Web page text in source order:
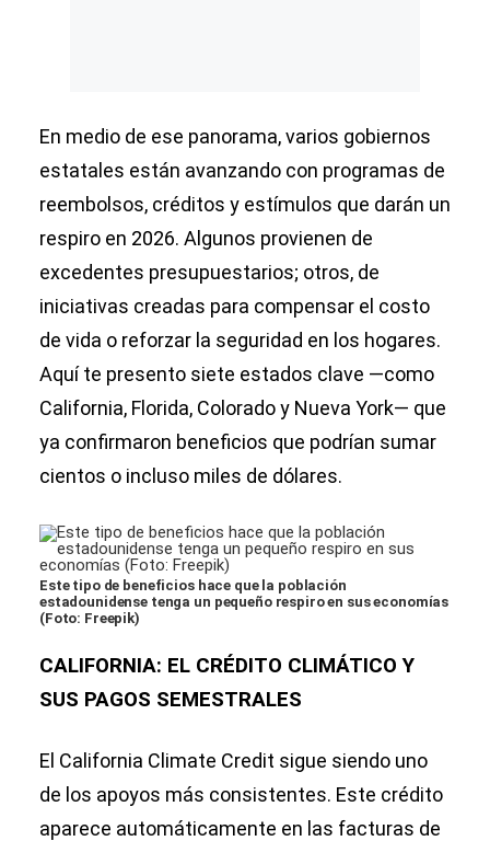
En medio de ese panorama, varios gobiernos
estatales están avanzando con programas de
reembolsos, créditos y estímulos que darán un
respiro en 2026. Algunos provienen de
excedentes presupuestarios; otros, de
iniciativas creadas para compensar el costo
de vida o reforzar la seguridad en los hogares.
Aquí te presento siete estados clave —como
California, Florida, Colorado y Nueva York— que
ya confirmaron beneficios que podrían sumar
cientos o incluso miles de dólares.
Este tipo de beneficios hace que la población
estadounidense tenga un pequeño respiro en sus economías
(Foto: Freepik)
CALIFORNIA: EL CRÉDITO CLIMÁTICO Y
SUS PAGOS SEMESTRALES
El California Climate Credit sigue siendo uno
de los apoyos más consistentes. Este crédito
aparece automáticamente en las facturas de